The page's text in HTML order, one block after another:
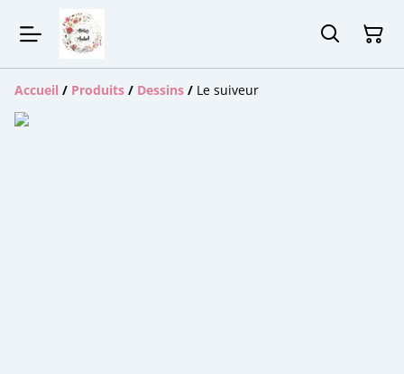
Accueil / Produits / Dessins / Le suiveur